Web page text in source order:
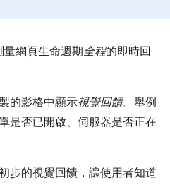
網頁生命週期全程的即時回
的影格中顯示視覺回饋。舉例
是否已開啟、伺服器是否正在
步的視覺回饋，讓使用者知道